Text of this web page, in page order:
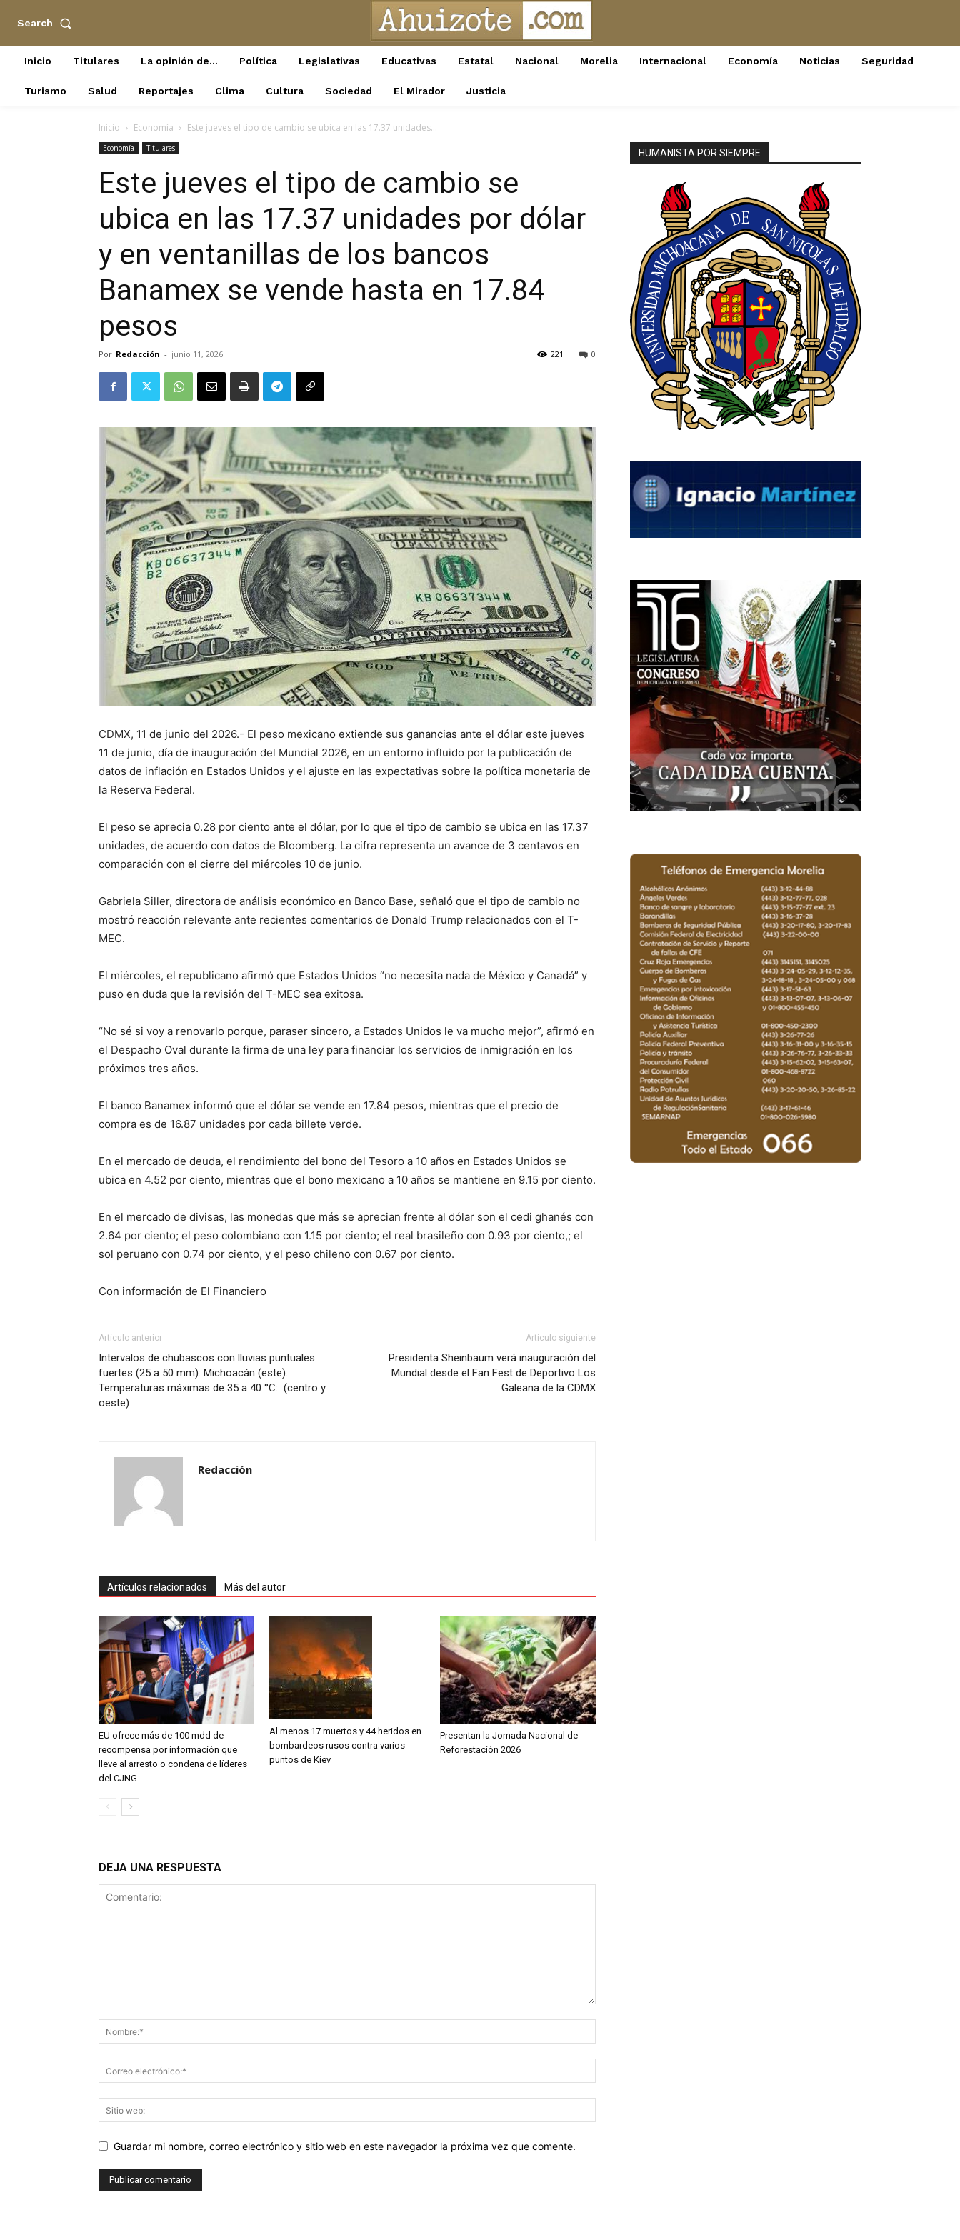
Search
Inicio Titulares La opinión de… Política Legislativas Educativas Estatal Nacional Morelia Internacional Economía Noticias Seguridad
Turismo Salud Reportajes Clima Cultura Sociedad El Mirador Justicia
Inicio Economía Este jueves el tipo de cambio se ubica en las 17.37 unidades...
Economía Titulares
Este jueves el tipo de cambio se
ubica en las 17.37 unidades por dólar
y en ventanillas de los bancos
Banamex se vende hasta en 17.84
pesos
Por Redacción - junio 11, 2026 0
221
CDMX, 11 de junio del 2026.- El peso mexicano extiende sus ganancias ante el dólar este jueves
11 de junio, día de inauguración del Mundial 2026, en un entorno influido por la publicación de
datos de inflación en Estados Unidos y el ajuste en las expectativas sobre la política monetaria de
la Reserva Federal.
El peso se aprecia 0.28 por ciento ante el dólar, por lo que el tipo de cambio se ubica en las 17.37
unidades, de acuerdo con datos de Bloomberg. La cifra representa un avance de 3 centavos en
comparación con el cierre del miércoles 10 de junio.
Gabriela Siller, directora de análisis económico en Banco Base, señaló que el tipo de cambio no
mostró reacción relevante ante recientes comentarios de Donald Trump relacionados con el T-
MEC.
El miércoles, el republicano afirmó que Estados Unidos “no necesita nada de México y Canadá” y
puso en duda que la revisión del T-MEC sea exitosa.
“No sé si voy a renovarlo porque, paraser sincero, a Estados Unidos le va mucho mejor”, afirmó en
el Despacho Oval durante la firma de una ley para financiar los servicios de inmigración en los
próximos tres años.
El banco Banamex informó que el dólar se vende en 17.84 pesos, mientras que el precio de
compra es de 16.87 unidades por cada billete verde.
En el mercado de deuda, el rendimiento del bono del Tesoro a 10 años en Estados Unidos se
ubica en 4.52 por ciento, mientras que el bono mexicano a 10 años se mantiene en 9.15 por ciento.
En el mercado de divisas, las monedas que más se aprecian frente al dólar son el cedi ghanés con
2.64 por ciento; el peso colombiano con 1.15 por ciento; el real brasileño con 0.93 por ciento,; el
sol peruano con 0.74 por ciento, y el peso chileno con 0.67 por ciento.
Con información de El Financiero
Artículo anterior
Intervalos de chubascos con lluvias puntuales
fuertes (25 a 50 mm): Michoacán (este).
Temperaturas máximas de 35 a 40 °C: (centro y
oeste)
Artículo siguiente
Presidenta Sheinbaum verá inauguración del
Mundial desde el Fan Fest de Deportivo Los
Galeana de la CDMX
Redacción
Artículos relacionados Más del autor
EU ofrece más de 100 mdd de
recompensa por información que
lleve al arresto o condena de líderes
del CJNG
Al menos 17 muertos y 44 heridos en
bombardeos rusos contra varios
puntos de Kiev
Presentan la Jornada Nacional de
Reforestación 2026
DEJA UNA RESPUESTA
Guardar mi nombre, correo electrónico y sitio web en este navegador la próxima vez que comente.
HUMANISTA POR SIEMPRE